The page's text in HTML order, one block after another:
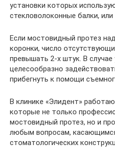
установки которых
стекловолоконные балки, или
Если мостовидный протез
коронки, число
превышать 2-х штук. В
целесообразно
прибегнуть к помощи
В клинике «Элидент»
которые не только
мостовидный протез, но и
любым вопросам,
стоматологических